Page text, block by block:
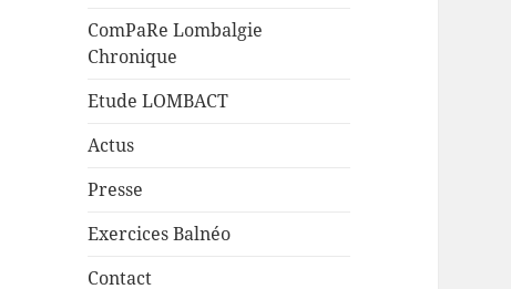
ComPaRe Lombalgie
Chronique
Etude LOMBACT
Actus
Presse
Exercices Balnéo
Contact